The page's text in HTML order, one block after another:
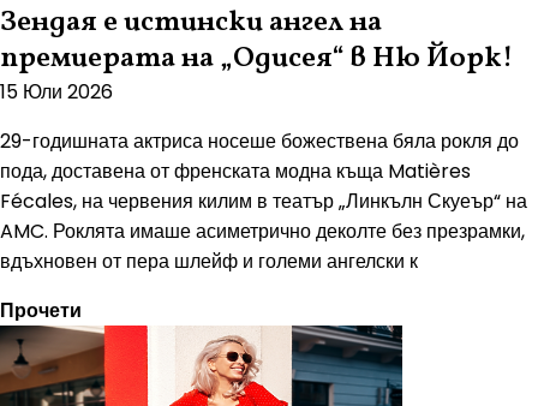
Зендая е истински ангел на
премиерата на „Одисея“ в Ню Йорк!
15 Юли 2026
29-годишната актриса носеше божествена бяла рокля до
пода, доставена от френската модна къща Matières
Fécales, на червения килим в театър „Линкълн Скуеър“ на
AMC. Роклята имаше асиметрично деколте без презрамки,
вдъхновен от пера шлейф и големи ангелски к
Прочети